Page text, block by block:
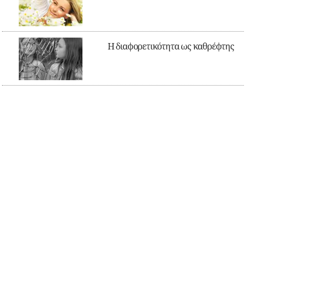
Η διαφορετικότητα ως καθρέφτης